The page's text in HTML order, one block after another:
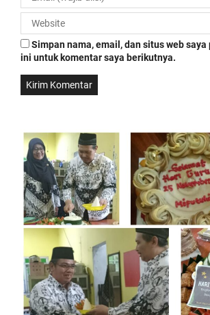
Simpan nama, email, dan situs web
ini untuk komentar saya berikutnya.